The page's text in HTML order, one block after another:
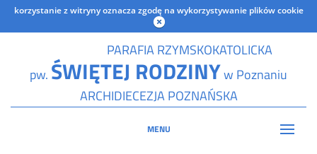
korzystanie z witryny oznacza zgodę na wykorzystywanie plików cookie
PARAFIA RZYMSKOKATOLICKA
pw. ŚWIĘTEJ RODZINYw Poznaniu
ARCHIDIECEZJA POZNAŃSKA
MENU